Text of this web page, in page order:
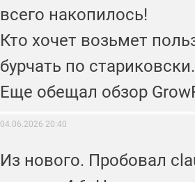
всего накопилось!
Кто хочет возьмет
бурчать по
Еще обещал обзор
04.06.2026 20:40
Из нового. Пробовал